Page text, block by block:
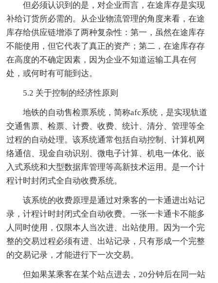
但必须认识到的是，对企业而言，在途库存是实现
补给订货所必需的。从企业物流管理的角度来看，在途
库存给供应链增添了两种复杂性：第一，虽然在途库存
不能使用，但它代表了真正的资产；第二，在途库存存
在高度的不确定因素，因为企业不知道运输工具在何
处，或何时有可能到达。
5.2 关于控制的经济性原则
地铁的自动售检票系统，简称afc系统，是实现轨道
交通售票、检票、计费、收费、统计、清分、管理等全
过程的自动处理。该系统通常包括自动控制、计算机网
络通信、现金自动识别、微电子计算、机电一体化、嵌
入式系统和大型数据库管理等高新技术运用。是一个计
程计时封闭式全自动收费系统。
该系统的收费原理是通过对乘客的一卡通进出站记
录，计程计时封闭式全自动收费。一张一卡通卡不能多
人同时使用，仅限本人当次进、出站使用。因为一个完
整的交易过程必须有进、出站记录，只有形成一个完整
的交易记录，才能进行下一次交易。
但如果某乘客在某个站点进去，20分钟后在同一站